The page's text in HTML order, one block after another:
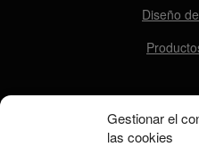
Gestionar el
las cookies
Diseño